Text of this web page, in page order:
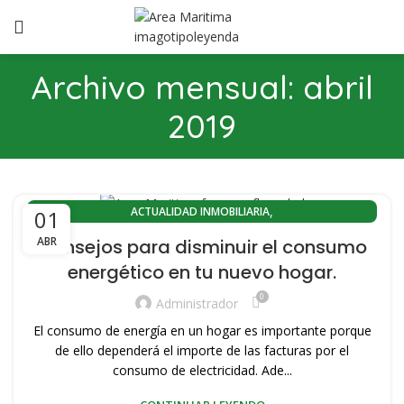
Archivo mensual: abril
2019
01
ABR
ACTUALIDAD INMOBILIARIA,
ACTUALIDAD INMOBILIARIA PLAYA LA MALVARROSA,
ALQUILER CABANYAL, ALQUILER MALVARROSA,
ALQUILER PISOS PORT SAPLAYA,ALQUILER PISOS VALENCIA
CABANYAL CANYAMELAR, COMPRA PISOS PORT SAPLAYA,
COMPRA VIVIENDAS SAPLAYA, CONOZCA VALENCIA,
EL CABANYAL-CANYAMELAR,EL CABANYAL-LLAMOSÍ
Consejos para disminuir el consumo
energético en tu nuevo hogar.
Administrador 0
El consumo de energía en un hogar es importante porque
de ello dependerá el importe de las facturas por el
consumo de electricidad. Ade...